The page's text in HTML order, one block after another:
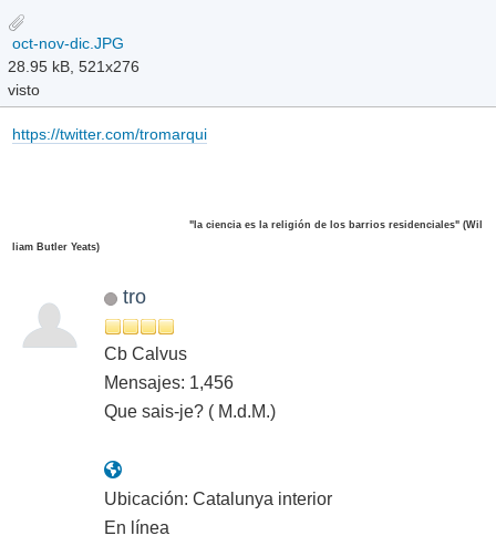
oct-nov-dic.JPG
28.95 kB, 521x276
visto
https://twitter.com/tromarqui
"la ciencia es la religión de los barrios residenciales" (Wil
liam Butler Yeats)
tro
Cb Calvus
Mensajes: 1,456
Que sais-je? ( M.d.M.)
Ubicación: Catalunya interior
En línea